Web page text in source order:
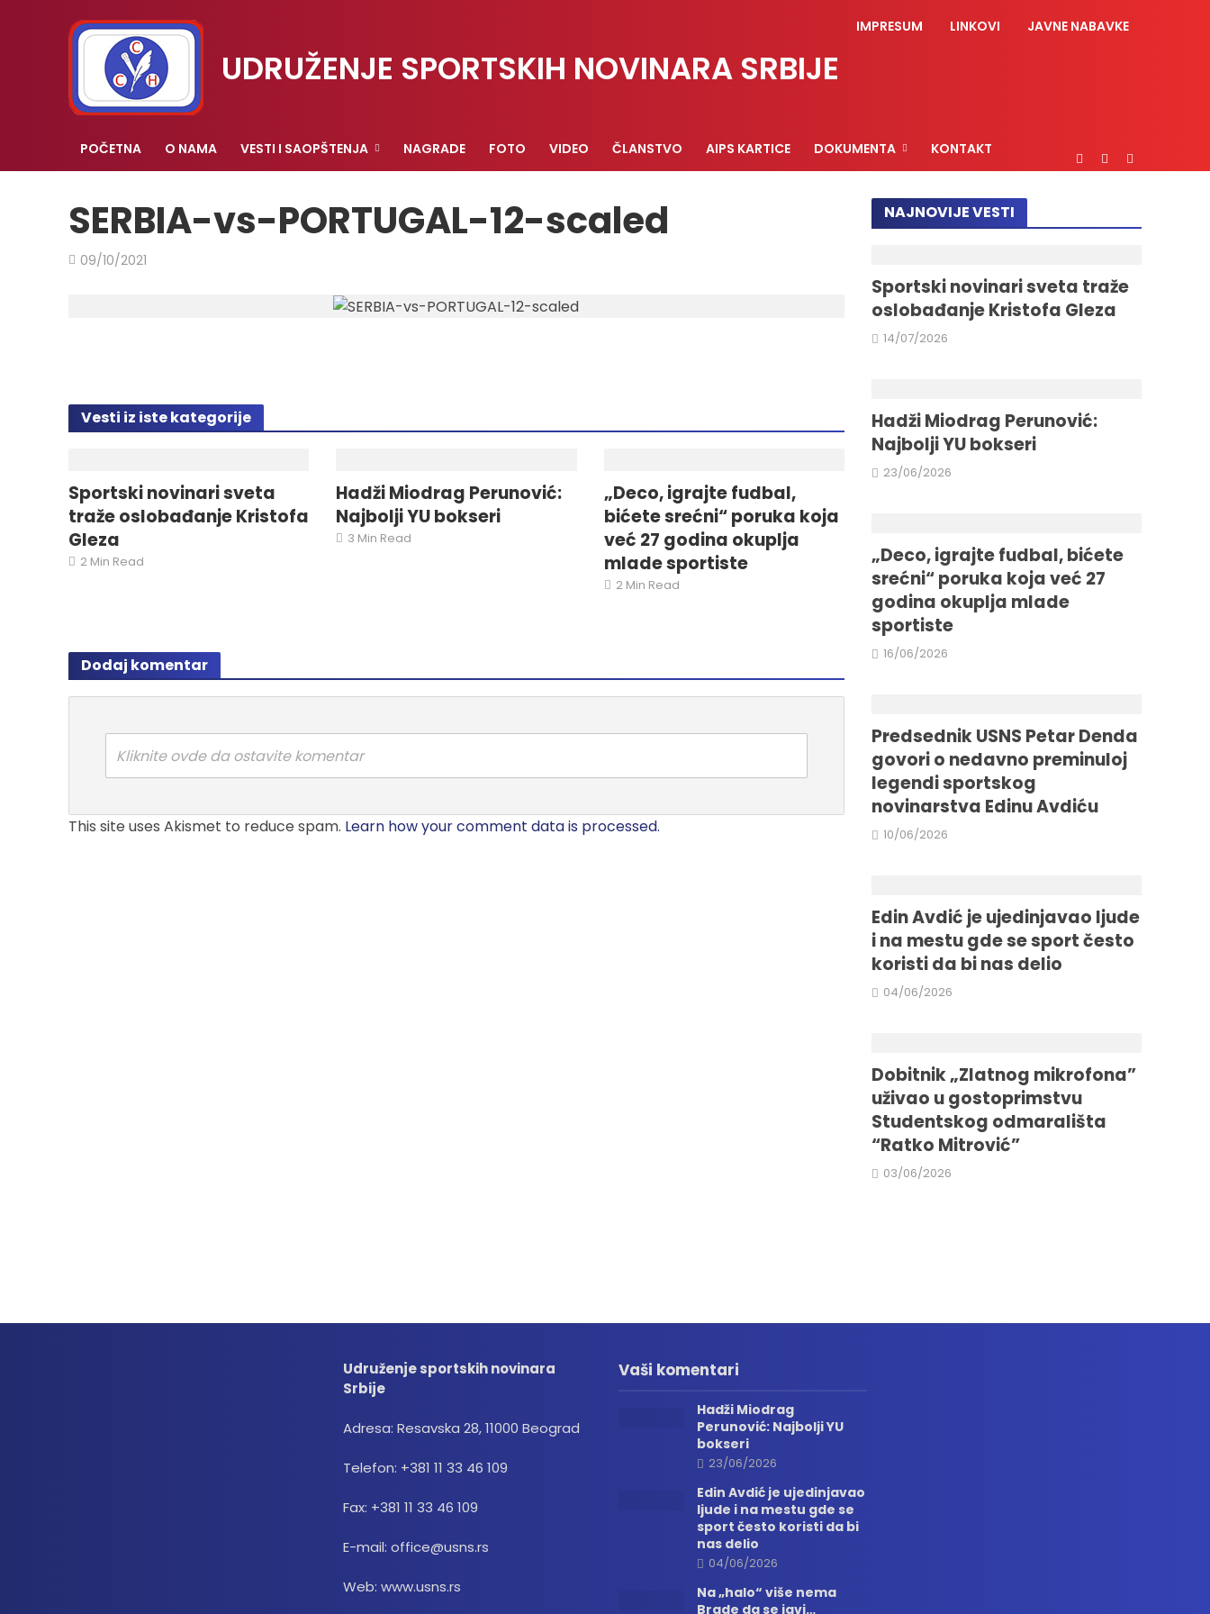
UDRUŽENJE SPORTSKIH NOVINARA SRBIJE
IMPRESUM LINKOVI JAVNE NABAVKE
POČETNA O NAMA VESTI I SAOPŠTENJA NAGRADE FOTO VIDEO ČLANSTVO AIPS KARTICE DOKUMENTA KONTAKT
SERBIA-vs-PORTUGAL-12-scaled
09/10/2021
Vesti iz iste kategorije
Sportski novinari sveta
traže oslobađanje Kristofa
Gleza
2 Min Read
Hadži Miodrag Perunović:
Najbolji YU bokseri
3 Min Read
„Deco, igrajte fudbal,
bićete srećni“ poruka koja
već 27 godina okuplja
mlade sportiste
2 Min Read
Dodaj komentar
Kliknite ovde da ostavite komentar
This site uses Akismet to reduce spam. Learn how your comment data is processed.
NAJNOVIJE VESTI
Sportski novinari sveta traže
oslobađanje Kristofa Gleza
14/07/2026
Hadži Miodrag Perunović:
Najbolji YU bokseri
23/06/2026
„Deco, igrajte fudbal, bićete
srećni“ poruka koja već 27
godina okuplja mlade
sportiste
16/06/2026
Predsednik USNS Petar Denda
govori o nedavno preminuloj
legendi sportskog
novinarstva Edinu Avdiću
10/06/2026
Edin Avdić je ujedinjavao ljude
i na mestu gde se sport često
koristi da bi nas delio
04/06/2026
Dobitnik „Zlatnog mikrofona”
uživao u gostoprimstvu
Studentskog odmarališta
“Ratko Mitrović”
03/06/2026
Udruženje sportskih novinara
Srbije
Adresa: Resavska 28, 11000 Beograd
Telefon: +381 11 33 46 109
Fax: +381 11 33 46 109
E-mail: office@usns.rs
Web: www.usns.rs
Vaši komentari
Hadži Miodrag
Perunović: Najbolji YU
bokseri
23/06/2026
Edin Avdić je ujedinjavao
ljude i na mestu gde se
sport često koristi da bi
nas delio
04/06/2026
Na „halo“ više nema
Brade da se javi…